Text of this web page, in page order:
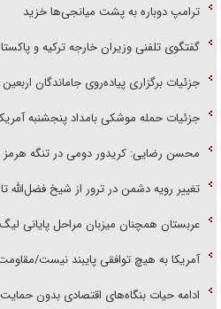
ترامپ دوباره به پشت میانجی‌ها خزید
گفتگوی تلفنی وزیران خارجه ترکیه و
جزئیات برگزاری پیاده‌روی جاماندگان
جزئیات حمله موشکی بامداد پنجشنبه
محسن رضایی: کریدور دومی در تنگه
تغییر رویه دشمن در ترور از شیخ فضل‌الله
عربستان همچنان میزبان مراحل پایانی
آمریکا به هیچ توافقی پایبند نیست/
ادامه حیات بنگاه‌های اقتصادی بدون